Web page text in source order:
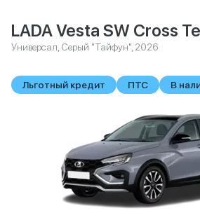
LADA Vesta SW Cross
Универсал, Серый "Тайфун", 2026
Льготный кредит ПТС В